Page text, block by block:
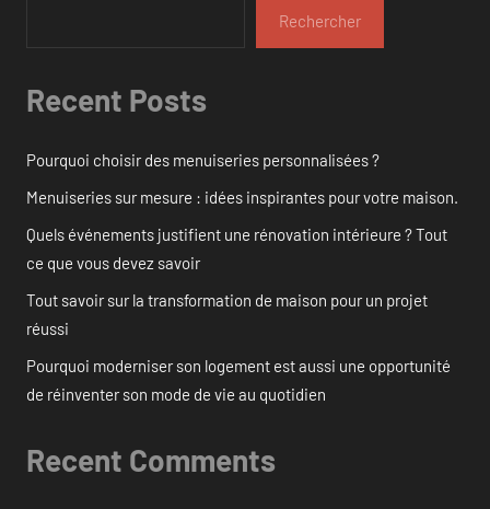
Rechercher
Recent Posts
Pourquoi choisir des menuiseries personnalisées ?
Menuiseries sur mesure : idées inspirantes pour votre maison.
Quels événements justifient une rénovation intérieure ? Tout
ce que vous devez savoir
Tout savoir sur la transformation de maison pour un projet
réussi
Pourquoi moderniser son logement est aussi une opportunité
de réinventer son mode de vie au quotidien
Recent Comments